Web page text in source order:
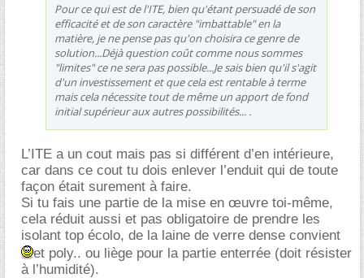
Pour ce qui est de l'ITE, bien qu'étant persuadé de son
efficacité et de son caractère "imbattable" en la
matière, je ne pense pas qu'on choisira ce genre de
solution...Déjà question coût comme nous sommes
"limites" ce ne sera pas possible...Je sais bien qu'il s'agit
d'un investissement et que cela est rentable à terme
mais cela nécessite tout de même un apport de fond
initial supérieur aux autres possibilités... .
L’ITE a un cout mais pas si différent d’en intérieure,
car dans ce cout tu dois enlever l’enduit qui de toute
façon était surement à faire.
Si tu fais une partie de la mise en œuvre toi-même,
cela réduit aussi et pas obligatoire de prendre les
isolant top écolo, de la laine de verre dense convient
et poly.. ou liège pour la partie enterrée (doit résister
à l’humidité).